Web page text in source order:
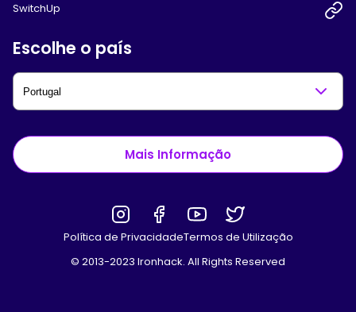
SwitchUp
Escolhe o país
Mais Informação
Política de PrivacidadeTermos de Utilização
© 2013-2023 Ironhack. All Rights Reserved